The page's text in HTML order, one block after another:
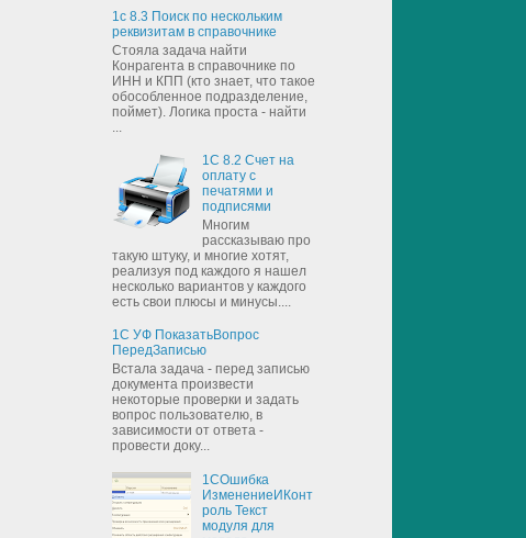
1с 8.3 Поиск по нескольким
реквизитам в справочнике
Стояла задача найти
Конрагента в справочнике по
ИНН и КПП (кто знает, что такое
обособленное подразделение,
поймет). Логика проста - найти
1С 8.2 Счет на
оплату с
печатями и
подписями
Многим
рассказываю про
такую штуку, и многие хотят,
реализуя под каждого я нашел
несколько вариантов у каждого
есть свои плюсы и минусы....
1С УФ ПоказатьВопрос
ПередЗаписью
Встала задача - перед записью
документа произвести
некоторые проверки и задать
вопрос пользователю, в
зависимости от ответа -
провести доку...
1СОшибка
ИзменениеИКонт
роль Текст
модуля для